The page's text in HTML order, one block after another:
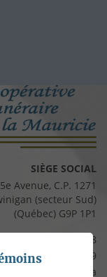
SIÈGE SOCIAL
Avenue, C.P. 1271
(secteur Sud)
(Québec) G9P 1P1
819 537-8828
:819 537-8829
clients@cfmauricie.ca